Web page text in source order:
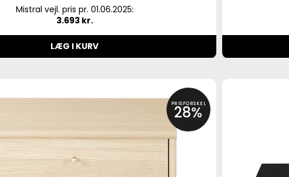
Mistral vejl. pris pr. 01.06.2025:
3.693 kr.
LÆG I KURV
PRISFORSKEL
28%